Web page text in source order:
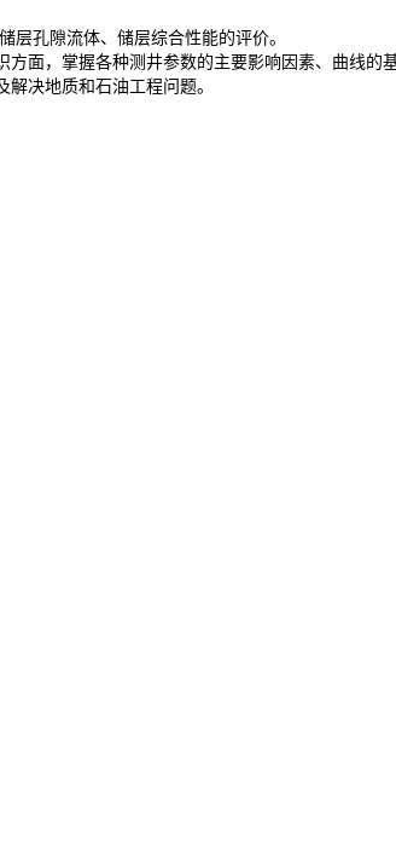
孔隙流体、储层综合性能的评价。
面，掌握各种测井参数的主要影响因素、曲线的
决地质和石油工程问题。